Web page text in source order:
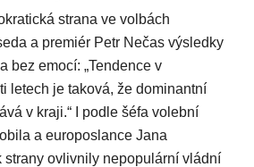
strana ve volbách
a premiér Petr Nečas výsledky
bez emocí: „Tendence v
letech je taková, že dominantní
v kraji.“ I podle šéfa volební
a europoslance Jana
strany ovlivnily nepopulární vládní